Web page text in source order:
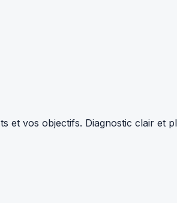
vos objectifs. Diagnostic clair et